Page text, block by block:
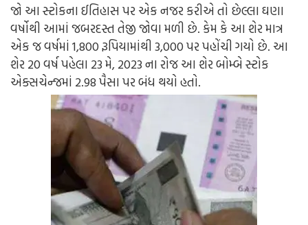
જો આ સ્ટોકના ઈતિહાસ પર એક નજર કરીએ તો છેલ્લા ઘણા
વર્ષોથી આમાં જબરદસ્ત તેજી જોવા મળી છે. કેમ કે આ શેર માત્ર
એક જ વર્ષમાં 1,800 રૂપિયામાંથી 3,000 પર પહોંચી ગયો છે. આ
શેર 20 વર્ષ પહેલા 23 મે, 2023 ના રોજ આ શેર બોમ્બે સ્ટોક
એક્સચેન્જમાં 2.98 પૈસા પર બંધ થયો હતો.